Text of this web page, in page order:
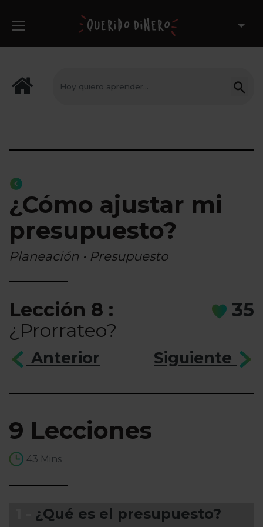
¿Cómo ajustar mi
presupuesto?
Planeación • Presupuesto
Lección 8 :
¿Prorrateo?
35
Anterior Siguiente
9 Lecciones
43 Mins
¿Qué es el presupuesto?